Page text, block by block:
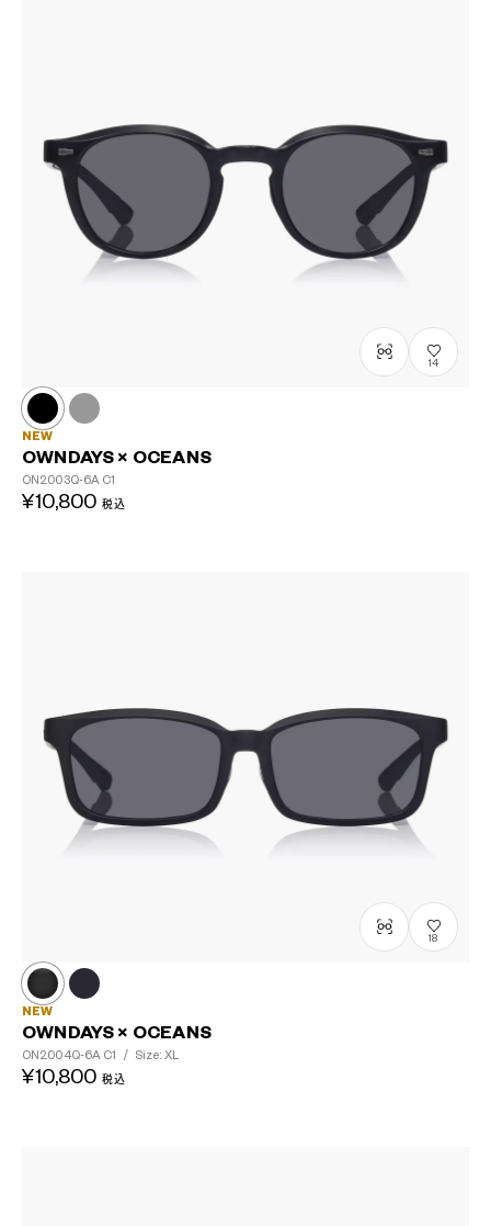
14
NEW
OWNDAYS × OCEANS
ON2003Q-6A C1
¥10,800 税込
18
NEW
OWNDAYS × OCEANS
ON2004Q-6A C1 / Size: XL
¥10,800 税込